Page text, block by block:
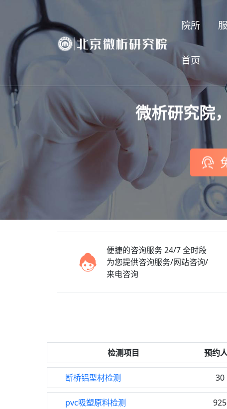
院所
首页
微析研究院
便捷的咨询服务24/7 全时段
为您提供咨询服务/网站咨询/
来电咨询
检测项目 预约
断桥铝型材检测 30
pvc吸塑原料检测 925